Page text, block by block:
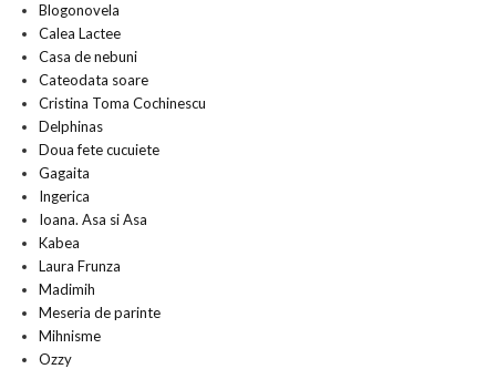
Blogonovela
Calea Lactee
Casa de nebuni
Cateodata soare
Cristina Toma Cochinescu
Delphinas
Doua fete cucuiete
Gagaita
Ingerica
Ioana. Asa si Asa
Kabea
Laura Frunza
Madimih
Meseria de parinte
Mihnisme
Ozzy